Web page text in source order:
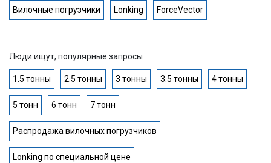
Вилочные погрузчики Lonking ForceVector
Люди ищут, популярные запросы
1.5 тонны 2.5 тонны 3 тонны 3.5 тонны 4 тонны
5 тонн 6 тонн 7 тонн
Распродажа вилочных погрузчиков
Lonking по специальной цене